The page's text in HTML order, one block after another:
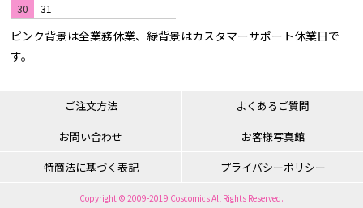
30
31
ピンク背景は全業務休業、緑背景はカスタマーサポート休業日で
す。
ご注文方法
よくあるご質問
お問い合わせ
お客様写真館
特商法に基づく表記
プライバシーポリシー
Copyright © 2009-2019 Coscomics All Rights Reserved.